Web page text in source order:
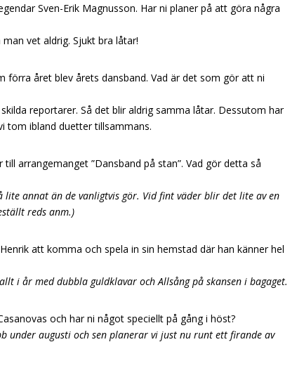
Sven-Erik Magnusson. Har ni planer på att göra några
vet aldrig. Sjukt bra låtar!
förra året blev årets dansband. Vad är det som gör att ni
reportarer. Så det blir aldrig samma låtar. Dessutom har
tom ibland duetter tillsammans.
arrangemanget ”Dansband på stan”. Vad gör detta så
lite annat än de vanligtvis gör. Vid fint väder blir det lite av en
reds anm.)
att komma och spela in sin hemstad där han känner hel
i år med dubbla guldklavar och Allsång på skansen i bagaget.
och har ni något speciellt på gång i höst?
under augusti och sen planerar vi just nu runt ett firande av